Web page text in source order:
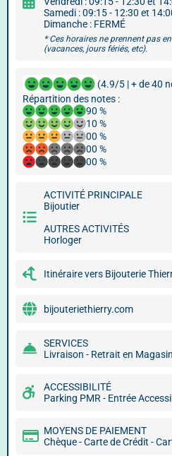
Samedi : 09:15 - 12:30 et
Dimanche : FERMÉ
* Ces horaires ne prennent pas
(vacances, jours fériés, etc).
(4.9/5 | + de 40
Répartition des notes :
90 %
10 %
00 %
00 %
00 %
ACTIVITÉ PRINCIPALE
Bijoutier
AUTRES ACTIVITÉS
Horloger
Itinéraire vers Bijouterie
bijouteriethierry.com
SERVICES
Livraison - Retrait en
ACCESSIBILITÉ
Parking PMR - Entrée
MOYENS DE PAIEMENT
Chèque - Carte de Crédit -